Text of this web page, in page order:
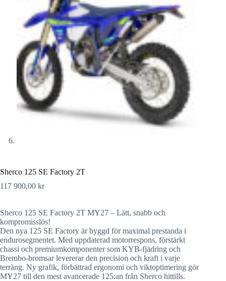
Sherco 125 SE Factory 2T
117 900,00 kr
Sherco 125 SE Factory 2T MY27 – Lätt, snabb och
kompromisslös!
Den nya 125 SE Factory är byggd för maximal prestanda i
endurosegmentet. Med uppdaterad motorrespons, förstärkt
chassi och premiumkomponenter som KYB-fjädring och
Brembo-bromsar levererar den precision och kraft i varje
terräng. Ny grafik, förbättrad ergonomi och viktoptimering gör
MY27 till den mest avancerade 125:an från Sherco hittills.